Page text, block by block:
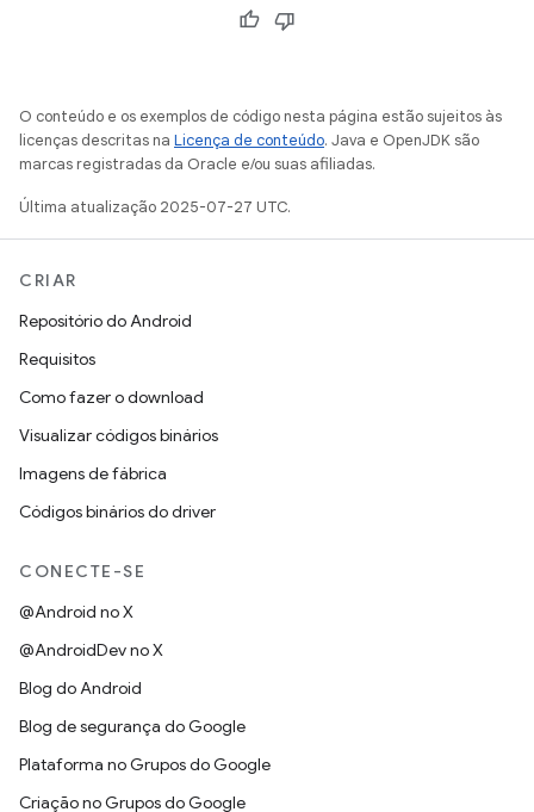
O conteúdo e os exemplos de código nesta página estão sujeitos às
licenças descritas na Licença de conteúdo. Java e OpenJDK são
marcas registradas da Oracle e/ou suas afiliadas.
Última atualização 2025-07-27 UTC.
CRIAR
Repositório do Android
Requisitos
Como fazer o download
Visualizar códigos binários
Imagens de fábrica
Códigos binários do driver
CONECTE-SE
@Android no X
@AndroidDev no X
Blog do Android
Blog de segurança do Google
Plataforma no Grupos do Google
Criação no Grupos do Google